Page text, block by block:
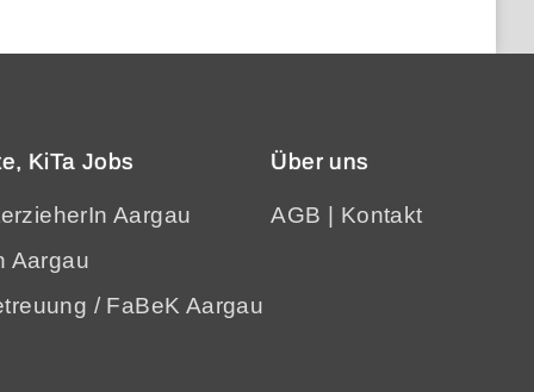
KiTa Jobs
Aargau
Aargau
/ FaBeK Aargau
Über uns
AGB | Kontakt